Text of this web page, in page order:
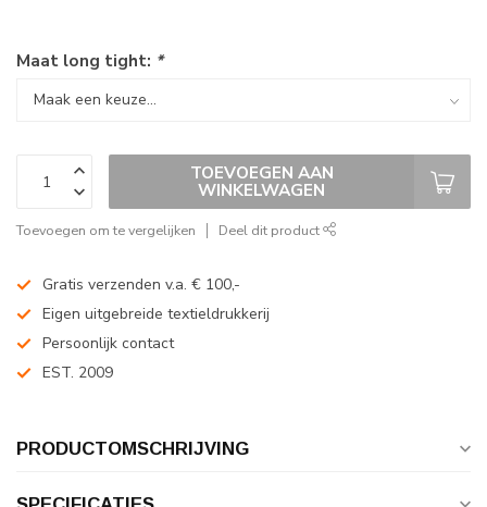
Maat long tight: *
TOEVOEGEN AAN
WINKELWAGEN
Toevoegen om te vergelijken Deel dit product
Gratis verzenden v.a. € 100,-
Eigen uitgebreide textieldrukkerij
Persoonlijk contact
EST. 2009
PRODUCTOMSCHRIJVING